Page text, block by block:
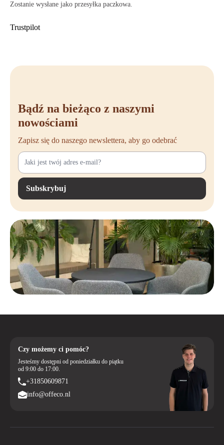
Zostanie wysłane jako przesyłka paczkowa.
Trustpilot
Bądź na bieżąco z naszymi
nowościami
Zapisz się do naszego newslettera, aby go odebrać
Subskrybuj
Czy możemy ci pomóc?
Jesteśmy dostępni od poniedziałku do piątku
od 9:00 do 17:00.
+31850609871
info@offeco.nl